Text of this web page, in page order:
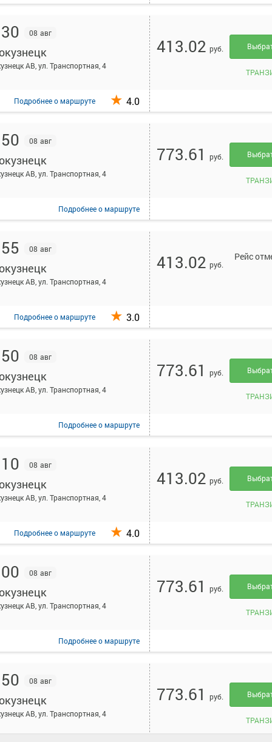
08 авг
АВ, ул. Транспортная, 4
Подробнеео маршруте 4.0
413.02 руб.
08 авг
АВ, ул. Транспортная, 4
Подробнеео маршруте
773.61 руб.
08 авг
АВ, ул. Транспортная, 4
Подробнеео маршруте 3.0
413.02 руб.
Рейс
08 авг
АВ, ул. Транспортная, 4
Подробнеео маршруте
773.61 руб.
08 авг
АВ, ул. Транспортная, 4
Подробнеео маршруте 4.0
413.02 руб.
08 авг
АВ, ул. Транспортная, 4
Подробнеео маршруте
773.61 руб.
08 авг
АВ, ул. Транспортная, 4
773.61 руб.